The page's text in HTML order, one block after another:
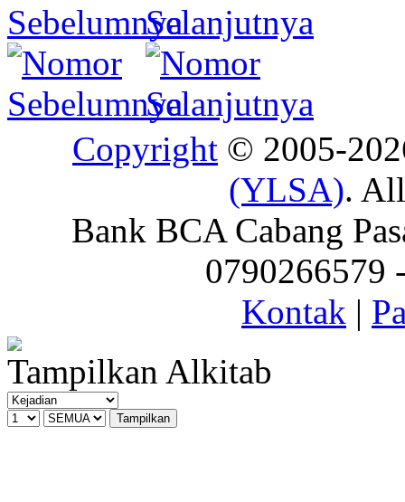
Copyright © 2005-
(YLSA).
Bank BCA Cabang
0790266579
Kontak |
Tampilkan Alkitab